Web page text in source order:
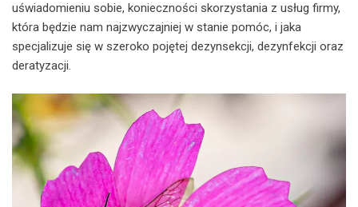
uświadomieniu sobie, konieczności skorzystania z usług firmy,
która będzie nam najzwyczajniej w stanie pomóc, i jaka
specjalizuje się w szeroko pojętej dezynsekcji, dezynfekcji oraz
deratyzacji.